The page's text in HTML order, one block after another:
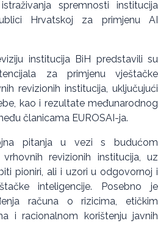
spremnosti institucija
Hrvatskoj za primjenu AI
institucija BiH predstavili su
za primjenu vještačke
revizionih institucija, uključujući
kao i rezultate međunarodnog
članicama EUROSAI-ja.
pitanja u vezi s budućom
revizionih institucija, uz
pioniri, ali i uzori u odgovornoj i
inteligencije. Posebno je
računa o rizicima, etičkim
i racionalnom korištenju javnih